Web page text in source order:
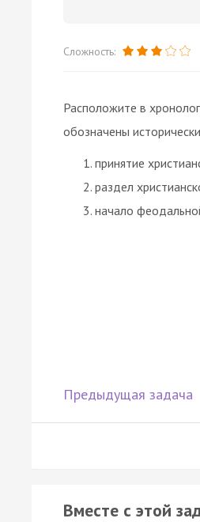
Сложность:
Расположите в
обозначены
принятие
раздел
начало
Предыдущая задача
Вместе с этой